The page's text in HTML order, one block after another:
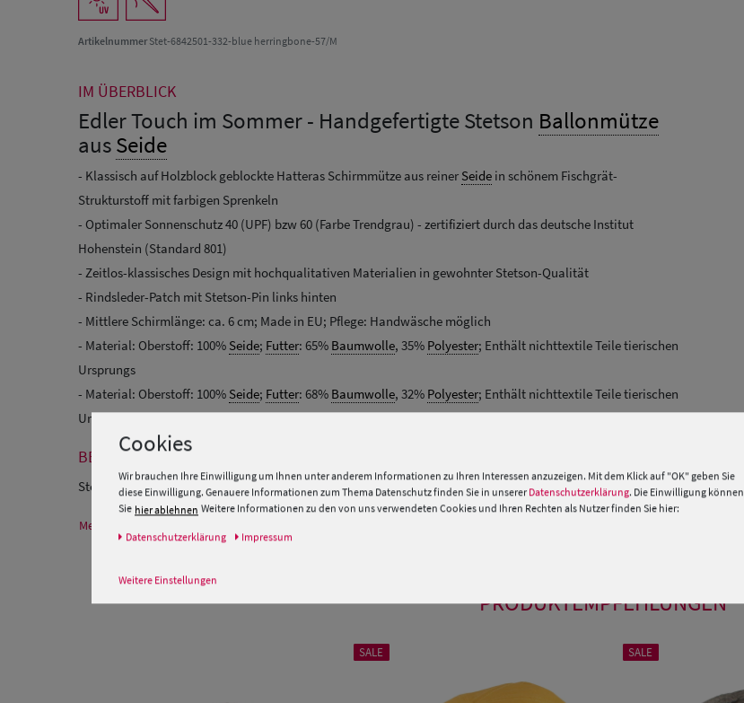
ArtikelnummerStet-6842501-332-blue herringbone-57/M
IM ÜBERBLICK
Edler Touch im Sommer - Handgefertigte Stetson Ballonmütze
ausSeide
- Klassisch auf Holzblock geblockte Hatteras Schirmmütze aus reiner Seide in schönem Fischgrät-
Strukturstoff mit farbigen Sprenkeln
- Optimaler Sonnenschutz 40 (UPF) bzw 60 (Farbe Trendgrau) - zertifiziert durch das deutsche Institut
Hohenstein (Standard 801)
- Zeitlos-klassisches Design mit hochqualitativen Materialien in gewohnter Stetson-Qualität
- Rindsleder-Patch mit Stetson-Pin links hinten
- Mittlere Schirmlänge: ca. 6 cm; Made in EU; Pflege: Handwäsche möglich
- Material: Oberstoff: 100% Seide; Futter: 65% Baumwolle, 35% Polyester; Enthält nichttextile Teile tierischen
Ursprungs
- Material: Oberstoff: 100% Seide; Futter: 68% Baumwolle, 32% Polyester; Enthält nichttextile Teile tierischen
Ursprungs
BESCHREIBUNG
StetsonSchiebermütze Hatteras Silk
Mehr Informationen zum Hersteller und EU Verantwortlichen »
PRODUKTEMPFEHLUNGEN
SALE SALE
Cookies
Wir brauchen Ihre Einwilligung um Ihnen unter anderem Informationen zu Ihren Interessen anzuzeigen. Mit dem Klick auf "OK" geben Sie
diese Einwilligung. Genauere Informationen zum Thema Datenschutz finden Sie in unserer Datenschutzerklärung. Die Einwilligung können
Sie hier ablehnen Weitere Informationen zu den von uns verwendeten Cookies und Ihren Rechten als Nutzer finden Sie hier:
Daten­schutz­erklärung Impressum
Weitere Einstellungen